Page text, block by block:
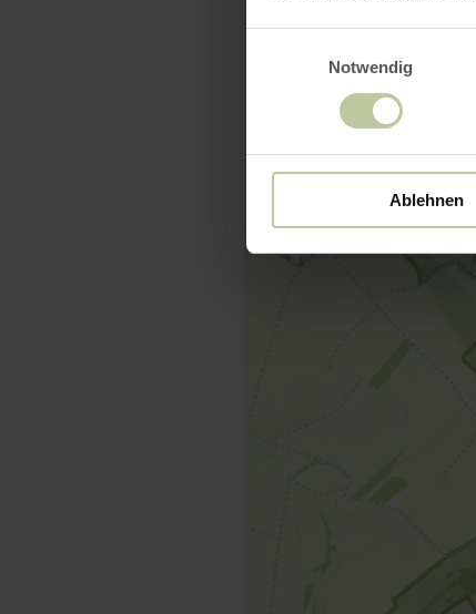
Notwendig
Ablehnen